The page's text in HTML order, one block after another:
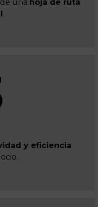
una hoja de ruta
.
y eficiencia